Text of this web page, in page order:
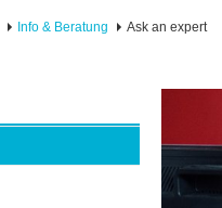
Info & Beratung Ask an expert